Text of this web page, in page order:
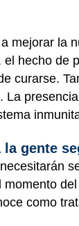
mejorar la
hecho
curarse.
gente
como